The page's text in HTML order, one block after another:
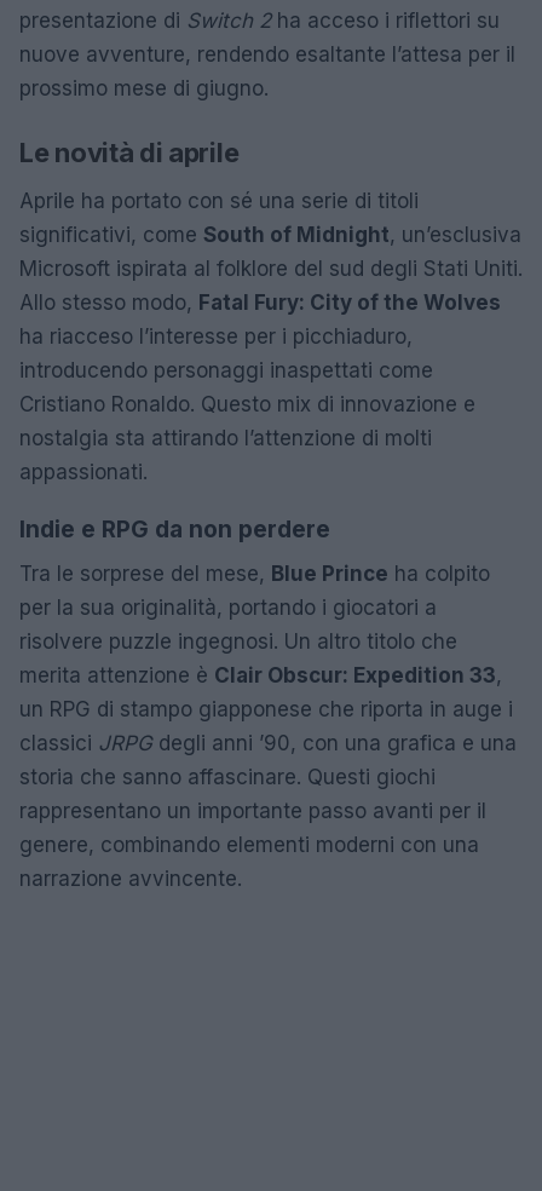
presentazione di Switch 2ha acceso i riflettori su
nuove avventure, rendendo esaltante l’attesa per il
prossimo mese di giugno.
Le novità di aprile
Aprile ha portato con sé una serie di titoli
significativi, come South of Midnight, un’esclusiva
Microsoft ispirata al folklore del sud degli Stati Uniti.
Allo stesso modo, Fatal Fury: City of the Wolves
ha riacceso l’interesse per i picchiaduro,
introducendo personaggi inaspettati come
Cristiano Ronaldo. Questo mix di innovazione e
nostalgia sta attirando l’attenzione di molti
appassionati.
Indie e RPG da non perdere
Tra le sorprese del mese, Blue Prince ha colpito
per la sua originalità, portando i giocatori a
risolvere puzzle ingegnosi. Un altro titolo che
merita attenzione è Clair Obscur: Expedition 33,
un RPG di stampo giapponese che riporta in auge i
classici JRPGdegli anni ’90, con una grafica e una
storia che sanno affascinare. Questi giochi
rappresentano un importante passo avanti per il
genere, combinando elementi moderni con una
narrazione avvincente.